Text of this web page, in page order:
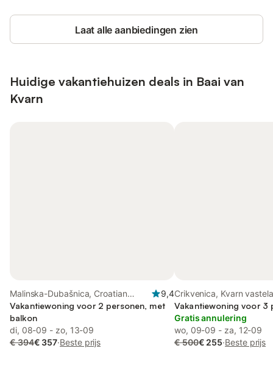
Laat alle aanbiedingen zien
Huidige vakantiehuizen deals in Baai van
Kvarn
Malinska-Dubašnica, Croatian
Islands
9,4
Vakantiewoning voor 2 personen, met
balkon
di, 08-09 - zo, 13-09
€ 394€ 357·Beste prijs
Crikvenica, Kvarn
Vakantiewoning voor 3
Gratis annulering
wo, 09-09 - za, 12-09
€ 500€ 255·Beste prijs